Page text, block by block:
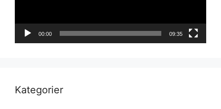
00:00 09:35
Kategorier